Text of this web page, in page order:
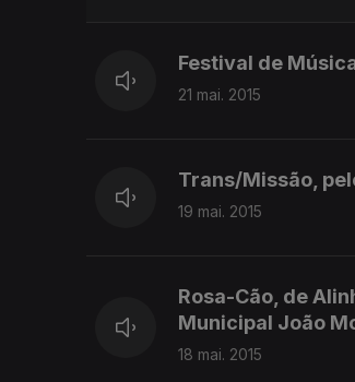
Festival de
21 mai. 2015
Trans/Missão,
19 mai. 2015
Rosa-Cão, de
Municipal João
18 mai. 2015